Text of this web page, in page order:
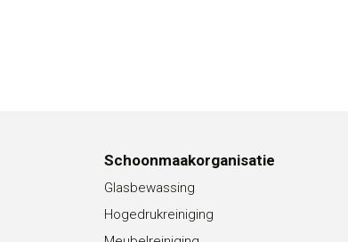
Schoonmaakorganisatie
Glasbewassing
Hogedrukreiniging